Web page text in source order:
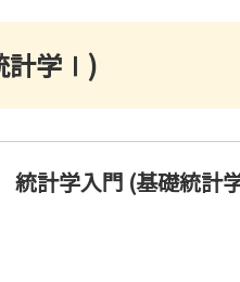
計学Ⅰ)
統計学入門 (基礎統計